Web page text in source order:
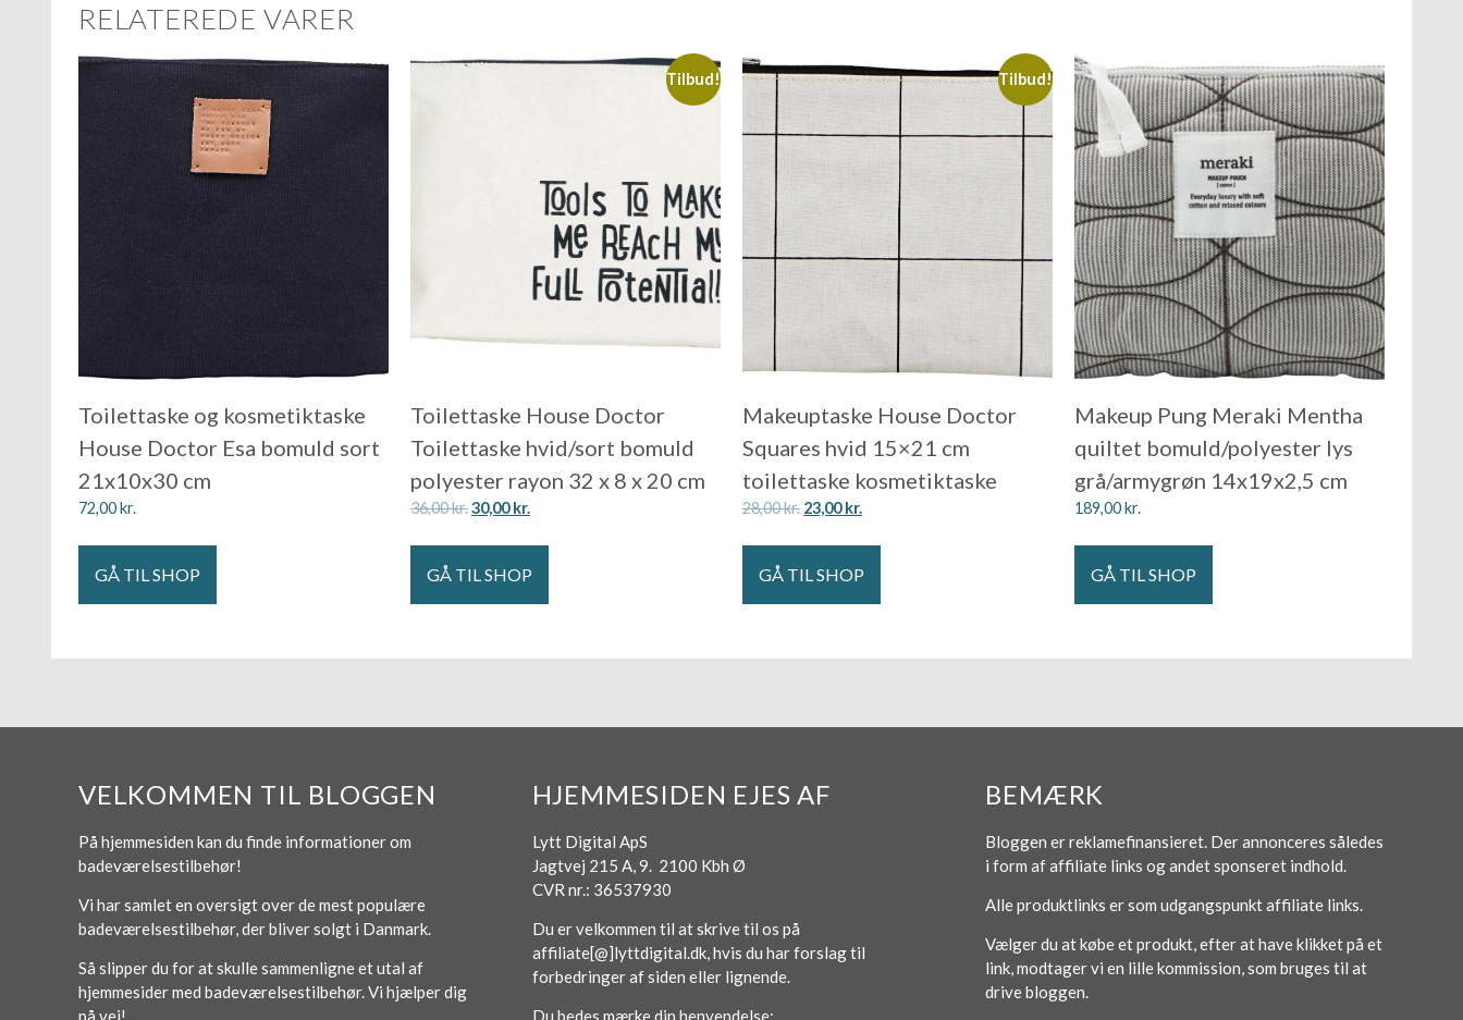
RELATEREDE VARER
Toilettaske og kosmetiktaske
House Doctor Esa bomuld sort
21x10x30 cm
72,00kr.
GÅ TIL SHOP
Tilbud!
Toilettaske House Doctor
Toilettaske hvid/sort bomuld
polyester rayon 32 x 8 x 20 cm
36,00kr.30,00kr.
GÅ TIL SHOP
Tilbud!
Makeuptaske House Doctor
Squares hvid 15×21 cm
toilettaske kosmetiktaske
28,00kr. 23,00kr.
GÅ TIL SHOP
Makeup Pung Meraki Mentha
quiltet bomuld/polyester lys
grå/armygrøn 14x19x2,5 cm
189,00kr.
GÅ TIL SHOP
VELKOMMEN TIL BLOGGEN
På hjemmesiden kan du finde informationer om
badeværelsestilbehør!
Vi har samlet en oversigt over de mest populære
badeværelsestilbehør, der bliver solgt i Danmark.
Så slipper du for at skulle sammenligne et utal af
hjemmesider med badeværelsestilbehør. Vi hjælper dig
HJEMMESIDEN EJES AF
Lytt Digital ApS
Jagtvej 215 A, 9. 2100 Kbh Ø
CVR nr.: 36537930
Du er velkommen til at skrive til os på
affiliate[@]lyttdigital.dk, hvis du har forslag til
forbedringer af siden eller lignende.
BEMÆRK
Bloggen er reklamefinansieret. Der annonceres således
i form af affiliate links og andet sponseret indhold.
Alle produktlinks er som udgangspunkt affiliate links.
Vælger du at købe et produkt, efter at have klikket på et
link, modtager vi en lille kommission, som bruges til at
drive bloggen.